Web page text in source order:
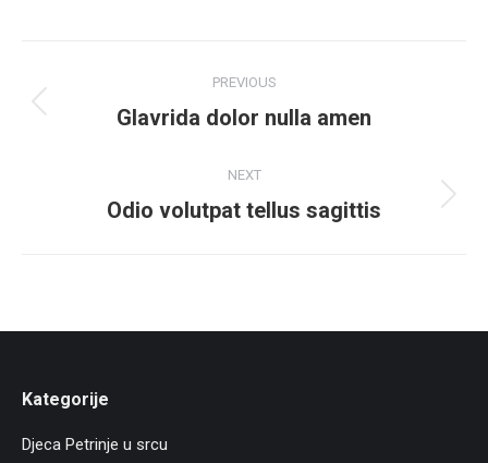
navigation
PREVIOUS
Previous
Glavrida dolor nulla amen
NEXT
Next
Odio volutpat tellus sagittis
Kategorije
Djeca Petrinje u srcu